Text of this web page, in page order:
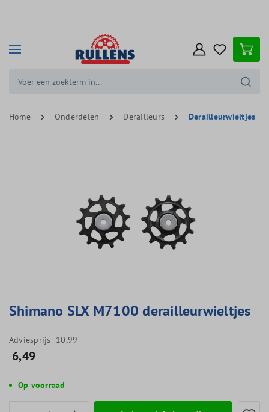
Home Onderdelen Derailleurs Derailleurwieltjes
Shimano SLX M7100 derailleurwieltjes
Adviesprijs 10,99
6,49
Op voorraad